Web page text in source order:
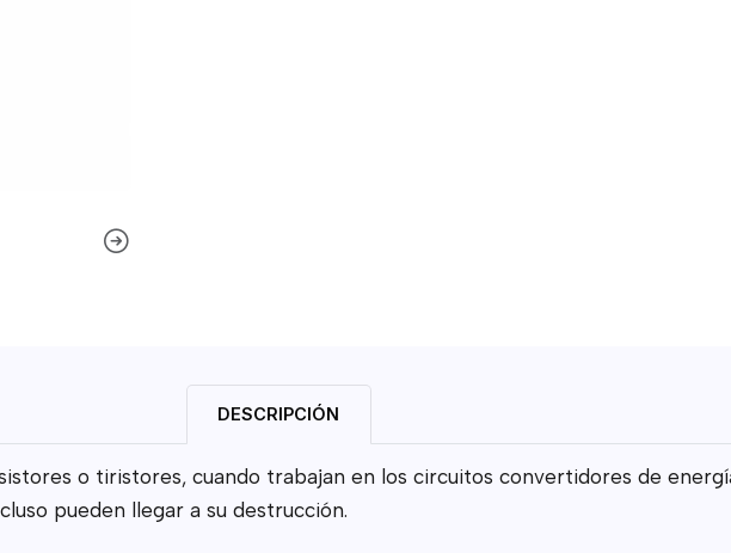
DESCRIPCIÓN
o tiristores, cuando trabajan en los circuitos convertidores de
pueden llegar a su destrucción.